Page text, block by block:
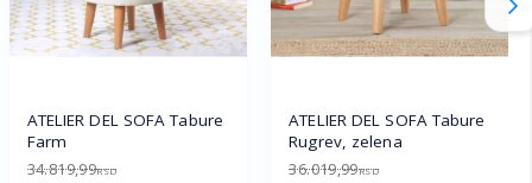
ATELIER DEL SOFA Tabure
Farm
34.819,99RSD
ATELIER DEL SOFA Tabure
Rugrev, zelena
36.019,99RSD